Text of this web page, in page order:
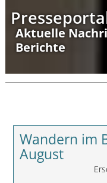
Aktuelle
Berichte
Wandern im
August